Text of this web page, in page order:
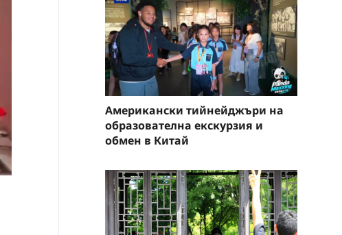
Американски тийнейджъри на
образователна екскурзия и
обмен в Китай